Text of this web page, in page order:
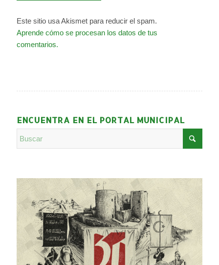
Este sitio usa Akismet para reducir el spam.
Aprende cómo se procesan los datos de tus
comentarios.
ENCUENTRA EN EL PORTAL MUNICIPAL